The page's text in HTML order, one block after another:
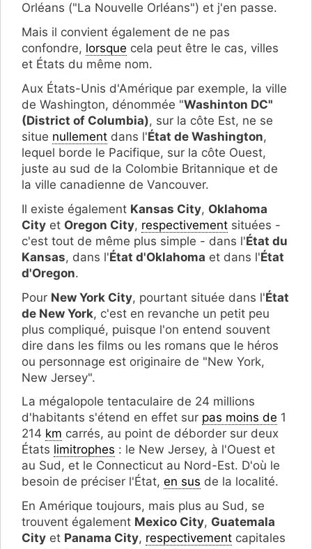
Orléans ("La Nouvelle Orléans") et j'en passe.
Mais il convient également de ne pas
confondre, lorsque cela peut être le cas, villes
et États du même nom.
Aux États-Unis d'Amérique par exemple, la ville
de Washington, dénommée "Washinton DC"
(District of Columbia), sur la côte Est, ne se
situe nullement dans l'État de Washington,
lequel borde le Pacifique, sur la côte Ouest,
juste au sud de la Colombie Britannique et de
la ville canadienne de Vancouver.
Il existe également Kansas City, Oklahoma
City et Oregon City, respectivement situées -
c'est tout de même plus simple - dans l'État du
Kansas, dans l'État d'Oklahoma et dans l'État
d'Oregon.
Pour New York City, pourtant située dans l'État
de New York, c'est en revanche un petit peu
plus compliqué, puisque l'on entend souvent
dire dans les films ou les romans que le héros
ou personnage est originaire de "New York,
New Jersey".
La mégalopole tentaculaire de 24 millions
d'habitants s'étend en effet sur pas moins de 1
214 km carrés, au point de déborder sur deux
États limitrophes : le New Jersey, à l'Ouest et
au Sud, et le Connecticut au Nord-Est. D'où le
besoin de préciser l'État, en sus de la localité.
En Amérique toujours, mais plus au Sud, se
trouvent également Mexico City, Guatemala
City et Panama City, respectivement capitales